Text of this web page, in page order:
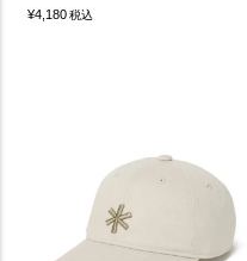
¥4,180税込